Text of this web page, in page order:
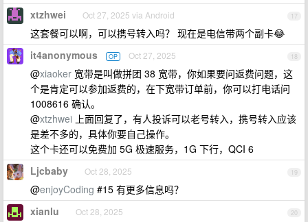
17
xtzhwei Oct 27, 2025 via Android
这套餐可以啊，可以携号转入吗？ 现在是电信带两个副卡😂
18
it4anonymous OP Oct 27, 2025
@xiaoker 宽带是叫做拼团 38 宽带，你如果要问返费问题，这
个是肯定可以参加返费的，在下宽带订单前，你可以打电话问
1008616 确认。
@xtzhwei 上面回复了，有人投诉可以老号转入，携号转入应该
是差不多的，具体你要自己操作。
这个卡还可以免费加 5G 极速服务，1G 下行，QCI 6
19
Ljcbaby Oct 28, 2025
@enjoyCoding #15 有更多信息吗？
20
xianlu Oct 28, 2025